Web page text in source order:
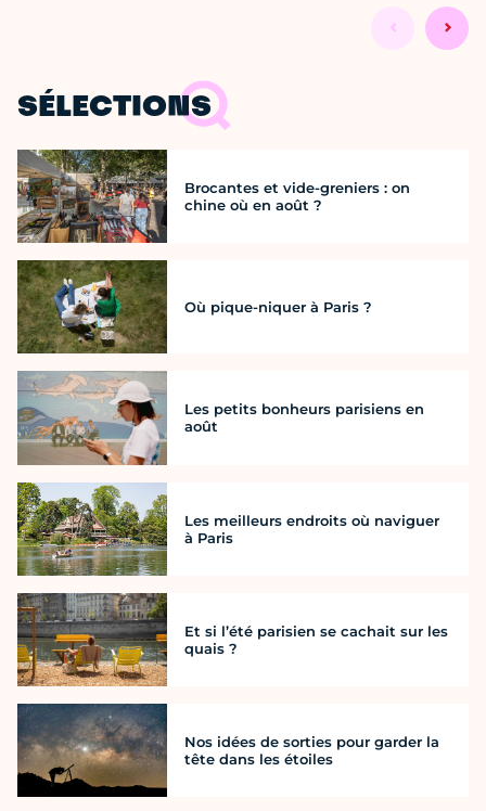
SÉLECTIONS
Brocantes et vide-greniers : on
chine où en août ?
Où pique-niquer à Paris ?
Les petits bonheurs parisiens en
août
Les meilleurs endroits où naviguer
à Paris
Et si l’été parisien se cachait sur les
quais ?
Nos idées de sorties pour garder la
tête dans les étoiles